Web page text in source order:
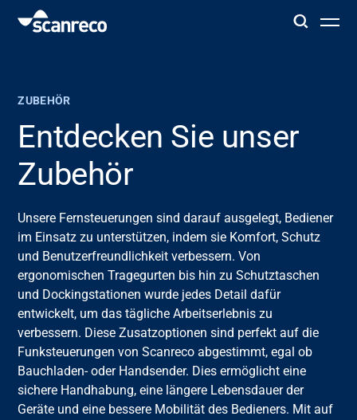
Bedienerproduktivität und Sicherheit
Branchen
Wissenszentrum
ZUBEHÖR
Entdecken Sie unser
Zubehör
Unsere Fernsteuerungen sind darauf ausgelegt, Bediener
im Einsatz zu unterstützen, indem sie Komfort, Schutz
und Benutzerfreundlichkeit verbessern. Von
ergonomischen Tragegurten bis hin zu Schutztaschen
und Dockingstationen wurde jedes Detail dafür
entwickelt, um das tägliche Arbeitserlebnis zu
verbessern. Diese Zusatzoptionen sind perfekt auf die
Funksteuerungen von Scanreco abgestimmt, egal ob
Bauchladen- oder Handsender. Dies ermöglicht eine
sichere Handhabung, eine längere Lebensdauer der
Geräte und eine bessere Mobilität des Bedieners. Mit auf